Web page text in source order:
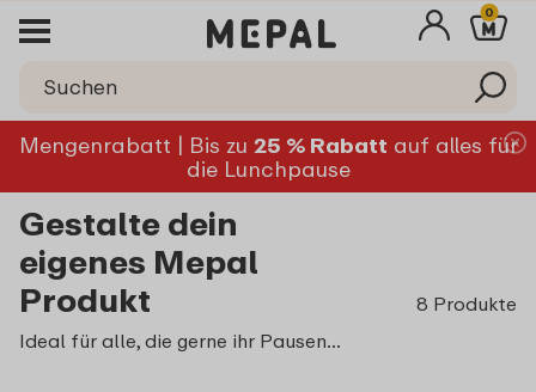
0
Mengenrabatt | Bis zu 25 % Rabatt auf alles für
die Lunchpause
Gestalte dein
eigenes Mepal
Produkt
8 Produkte
Ideal für alle, die gerne ihr Pausenbrot oder ihren Mittagssnack mit zur Schule oder Arbeit mitnehmen. Auch perfekt für alle, die ihren eigenen Trinkflasche für unterwegs dabeihaben: eine selbst gestaltete Brotdose bzw. Wasserflasche oder ein personalisierter Thermobecher sind einzigartig und unverwechselbar. Gerade zur Einschulung sind personalisierte Mepal Produkte eine besondere Geschenkidee zur Einschulung.